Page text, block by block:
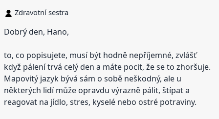
Zdravotní sestra
Dobrý den, Hano,
to, co popisujete, musí být hodně nepříjemné, zvlášť
když pálení trvá celý den a máte pocit, že se to zhoršuje.
Mapovitý jazyk bývá sám o sobě neškodný, ale u
některých lidí může opravdu výrazně pálit, štípat a
reagovat na jídlo, stres, kyselé nebo ostré potraviny.